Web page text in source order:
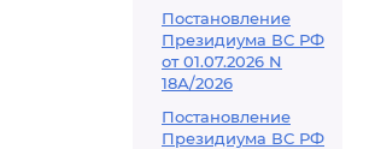
Постановление
Президиума ВС РФ
от 01.07.2026 N
18А/2026
Постановление
Президиума ВС РФ